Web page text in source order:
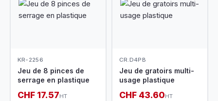
KR-2256
Jeu de 8 pinces de
serrage en plastique
CHF 17.57HT
CR.D4PB
Jeu de gratoirs multi-
usage plastique
CHF 43.60HT